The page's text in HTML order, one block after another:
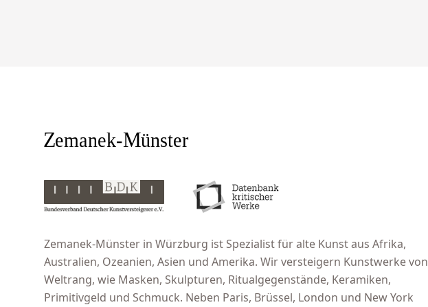
Zemanek-Münster in Würzburg ist Spezialist für alte Kunst aus Afrika,
Australien, Ozeanien, Asien und Amerika. Wir versteigern Kunstwerke von
Weltrang, wie Masken, Skulpturen, Ritualgegenstände, Keramiken,
Primitivgeld und Schmuck. Neben Paris, Brüssel, London und New York